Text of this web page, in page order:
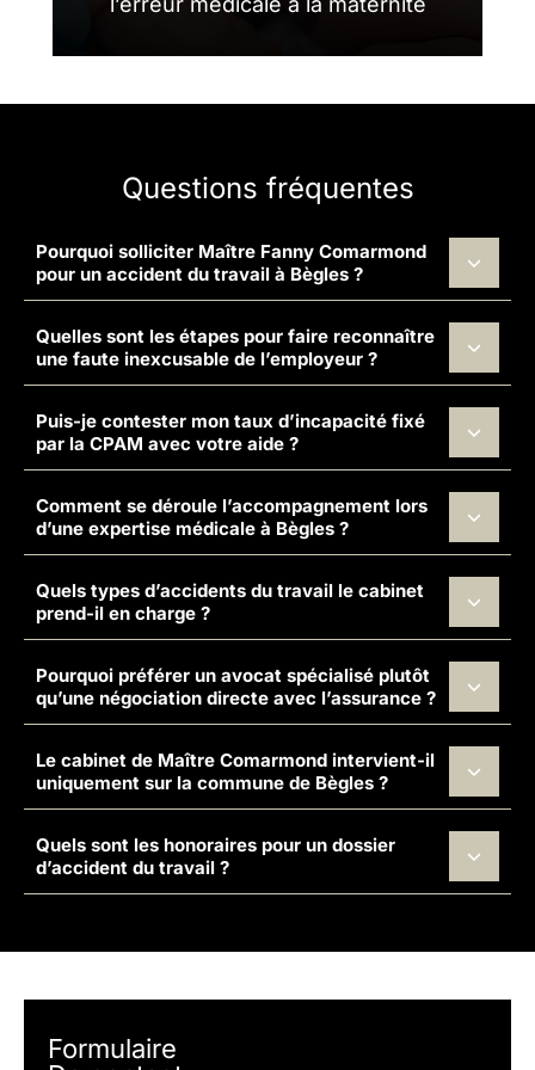
Questions fréquentes
Pourquoi solliciter Maître Fanny Comarmond
pour un accident du travail à Bègles ?
Quelles sont les étapes pour faire reconnaître
une faute inexcusable de l’employeur ?
Puis-je contester mon taux d’incapacité fixé
par la CPAM avec votre aide ?
Comment se déroule l’accompagnement lors
d’une expertise médicale à Bègles ?
Quels types d’accidents du travail le cabinet
prend-il en charge ?
Pourquoi préférer un avocat spécialisé plutôt
qu’une négociation directe avec l’assurance ?
Le cabinet de Maître Comarmond intervient-il
uniquement sur la commune de Bègles ?
Quels sont les honoraires pour un dossier
d’accident du travail ?
Formulaire